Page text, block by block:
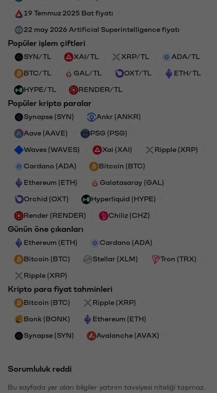
19 Temmuz 2025 Bat fiyatı
22 may 2026 Artificial Superintelligence fiyatı
Popüler işlem çiftleri
SYN/TL XAI/TL XRP/TL ADA/TL
BTC/TL GAL/TL OXT/TL ETH/TL
HYPE/TL RENDER/TL
Popüler kripto paralar
Synapse (SYN) Ankr (ANKR)
Aave (AAVE) PSG (PSG)
Waves (WAVES) Xai (XAI) Ripple (XRP)
Cardano (ADA) Bitcoin (BTC)
Ethereum (ETH) Galatasaray (GAL)
Orchid (OXT) Hyperliquid (HYPE)
Render (RENDER) Chiliz (CHZ)
Günün öne çıkanları
Ethereum (ETH) Cardano (ADA)
Bitcoin (BTC) Stellar (XLM) Tron (TRX)
Ripple (XRP)
Kripto para fiyat tahminleri
Bitcoin (BTC) Ripple (XRP)
Bonk (BONK) Ethereum (ETH)
Synapse (SYN) Avalanche (AVAX)
Sorumluluk reddi
Bu sayfada yer alan bilgiler yatırım tavsiyesi niteliği taşımaz.